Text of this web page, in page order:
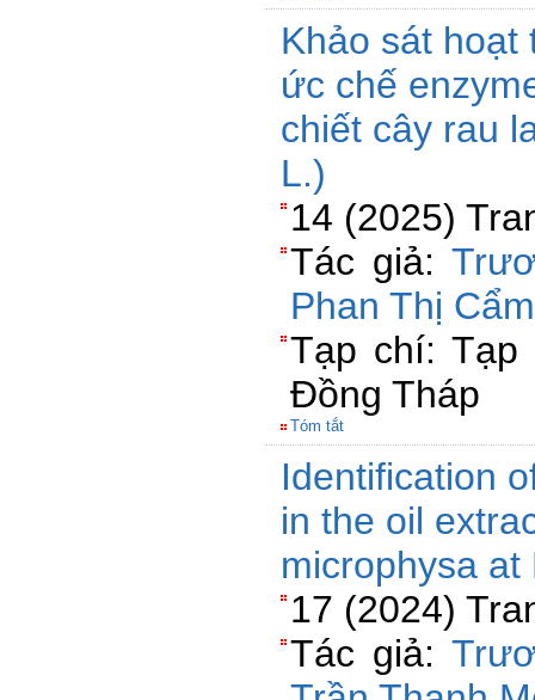
Khảo sát hoạt
ức chế
chiết cây rau
L.)
14 (2025)
Tác giả:
Phan Thị
Tạp chí:
Đồng Tháp
Tóm tắt
Identification
in the oil
microphysa
17 (2024)
Tác giả: